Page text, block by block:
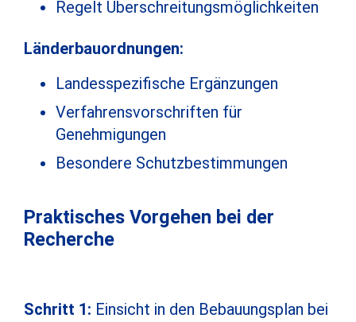
Regelt Überschreitungsmöglichkeiten
Länderbauordnungen:
Landesspezifische Ergänzungen
Verfahrensvorschriften für
Genehmigungen
Besondere Schutzbestimmungen
Praktisches Vorgehen bei der
Recherche
Schritt 1: Einsicht in den Bebauungsplan bei